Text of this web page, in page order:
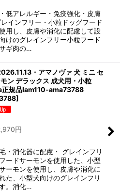
低アレルギー・免疫強化・皮膚
インフリー・小粒ドッグフード
用し、皮膚や消化に配慮して設
けのグレインフリー小粒フード
ギ肉の…
・アマノヴァ 犬 ミニ セ
ン デラックス 成犬用・小粒
規品lam110-ama73788
]
円
・消化器に配慮・ グレインフリ
ードサーモンを使用した、小型
ーモンを使用し、皮膚や消化に
た、小型犬向けのグレインフリ
。消化…